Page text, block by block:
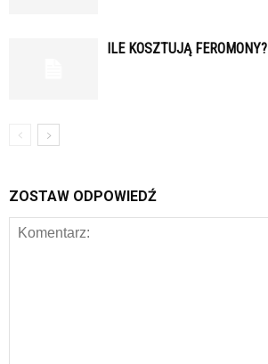
ILE KOSZTUJĄ FEROMONY?
ZOSTAW ODPOWIEDŹ